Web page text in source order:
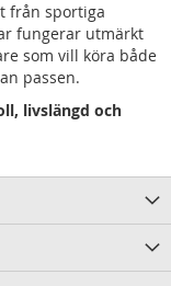
från sportiga
fungerar utmärkt
som vill köra både
passen.
livslängd och